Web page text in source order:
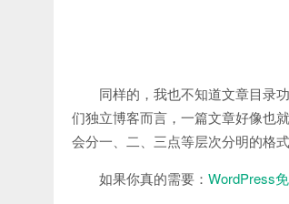
同样的，我也不知道文章目录
们独立博客而言，一篇文章好像也
会分一、二、三点等层次分明的格
如果你真的需要： WordPress